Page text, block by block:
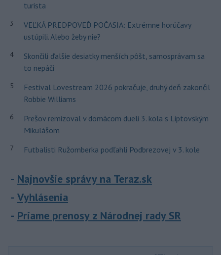
turista
3
VEĽKÁ PREDPOVEĎ POČASIA: Extrémne horúčavy
ustúpili. Alebo žeby nie?
4
Skončili ďalšie desiatky menších pôšt, samosprávam sa
to nepáči
5
Festival Lovestream 2026 pokračuje, druhý deň zakončil
Robbie Williams
6
Prešov remizoval v domácom dueli 3. kola s Liptovským
Mikulášom
7 Futbalisti Ružomberka podľahli Podbrezovej v 3. kole
Najnovšie správy na Teraz.sk
Vyhlásenia
Priame prenosy z Národnej rady SR